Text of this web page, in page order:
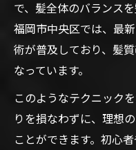
で、髪全体のバランス
福岡市中央区では、最
術が普及しており、髪
なっています。
このようなテクニック
りを損なわずに、理想
ことができます。初心